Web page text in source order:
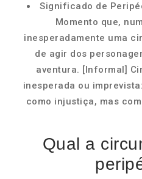
Significado de
Momento que,
inesperadamente uma
de agir dos
aventura. [Informal]
inesperada ou
como injustiça, mas
Qual a